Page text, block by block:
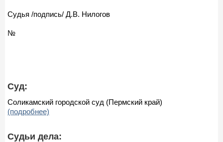
Судья /подпись/ Д.В. Нилогов
№
Суд:
Соликамский городской суд (Пермский край)
(подробнее)
Судьи дела: